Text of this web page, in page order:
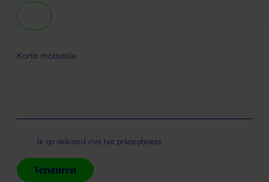
Ik ga akkoord met het privacybeleid